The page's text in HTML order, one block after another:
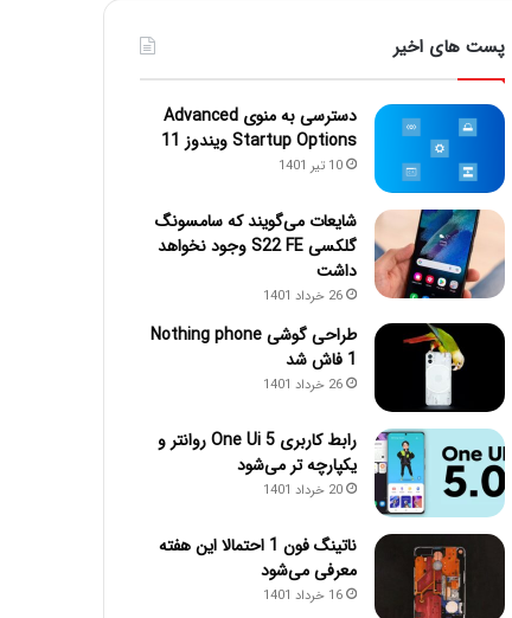
پست های اخیر
دسترسی به منوی Advanced
Startup Options ویندوز 11
10 تیر 1401
شایعات می‌گویند که سامسونگ
گلکسی S22 FE وجود نخواهد
داشت
26 خرداد 1401
طراحی گوشی Nothing phone
1 فاش شد
26 خرداد 1401
رابط کاربری One Ui 5 روانتر و
یکپارچه تر می‌شود
20 خرداد 1401
ناتینگ فون 1 احتمالا این هفته
معرفی می‌شود
16 خرداد 1401